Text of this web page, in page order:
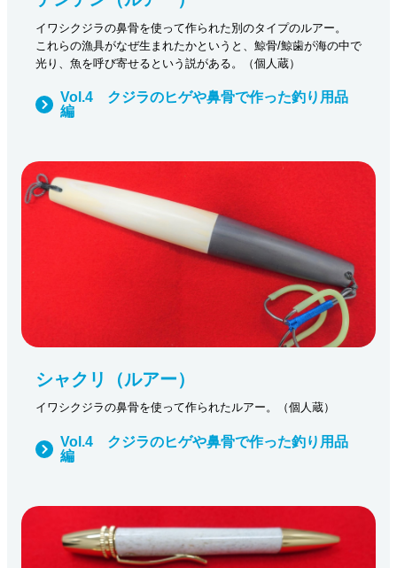
イワシクジラの鼻骨を使って作られた別のタイプのルアー。
これらの漁具がなぜ生まれたかというと、鯨骨/鯨歯が海の中で
光り、魚を呼び寄せるという説がある。（個人蔵）
Vol.4 クジラのヒゲや鼻骨で作った釣り用品
編
シャクリ（ルアー）
イワシクジラの鼻骨を使って作られたルアー。（個人蔵）
Vol.4 クジラのヒゲや鼻骨で作った釣り用品
編